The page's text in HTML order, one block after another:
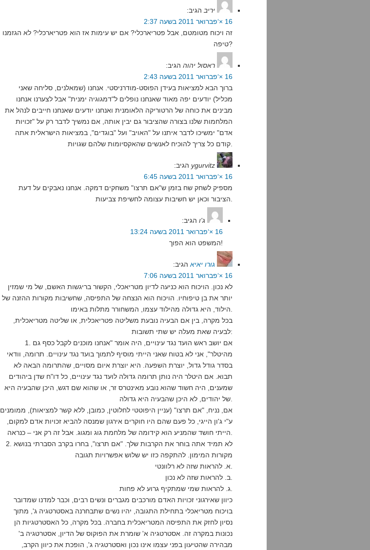
יריב הגיב:
16 ×‘פברואר 2011 בשעה 2:37
זה ויכוח מטומטם, אבל פטריארכלי? אם יש עימות אז הוא פטריארכלי? לא הגזמנו
טיפה?
ראסול יהוה הגיב:
16 ×‘פברואר 2011 בשעה 2:43
ברוך הבא למציאות בעידן הפוסט-מודרניסטי. אנחנו (שמאלנים, סליחה שאני
מכליל) יודעים יפה מאוד שאנחנו נופלים ל"דמגוגיה ימנית" אבל לצערנו אנחנו
מבינים את כוחה של הרטוריקה הלאומנית ואנחנו יודעים שאנחנו חייבים לנהל את
המלחמות שלנו בצורה שהציבור גם יבין אותה, אם נמשיך לדבר רק על "זכויות
אדם" ימשיכו לדבר איתנו על "האויב" ועל "בוגדים", במציאות הישראלית אתה
ygurvitz הגיב:
16 ×‘פברואר 2011 בשעה 6:45
מספיק לשחק שח בזמן ש"אם תרצו" משחקים דמקה. אנחנו נאבקים על דעת
ג'ו הגיב:
16 ×‘פברואר 2011 בשעה 13:24
המשפט הוא הפוך!
גורו יאיא הגיב:
16 ×‘פברואר 2011 בשעה 7:06
לא נכון. הויכוח הוא כניעה לדיון מטריאכלי, הקשור בריגשות האשם, של מי שמזין
יותר את בן טיפוחיו. הויכוח הוא הנצחה של התפיסה, שחשיבות מקורות ההזנה של
בכל מקרה, בין אם הבעיה נובעת משליטה פטריאכלית, או שליטה מטריאכלית,
לבעיה שאת מעלה יש שתי תשובות:
1. אם יושב ראש הועד נגד עינויים, היה אומר "אנחנו מוכנים לקבל כסף גם
מהיטלר", אני לא בטוח שאני הייתי מוסיף לתמוך בועד נגד עינויים. תרומה, וודאי
בסדר גודל גדול, יוצרת השפעה. היא יוצרת איום מסויים, שהתרומה הבאה לא
תבוא. אם היטלר היה נותן תרומה גדולה לועד נגד עינויים, כל דו"ח שדן ביהודים
שמענים, היה חשוד שהוא נובע מאינטרס זר, או שהוא שם דגש, היכן שהבעיה היא
אם, נניח, "אם תרצו" (עניין היפוטטי לחלוטין, כמובן, ללא קשר למציאות), ממומנים
ע"י ג'ון הייגי, כל פעם שהם היו חוקרים אירגון שמנסה להביא זכויות אדם למקום,
2. לא תמיד אתה בוחר את הקרבות שלך. "אם תרצו", בחרו בקרב הסברתי בנושא
מקורות המימון. להתקפה כזו יש שלוש אפשרויות תגובה
כיוון שאירגוני זכויות האדם מורכבים מגברים ונשים רבים, וכבר למדנו שמדובר
בויכוח מטריאכלי בתחילת התגובה, יהיו נשים שתבחרנה באסטרטגיה ג', מתוך
נסיון לחזק את התפיסה המטריאכלית בחברה. בכל מקרה, כל האסטרטגיות הן
נכונות במקרה זה. אסטרטגיה א' שומרת את הפוקוס של הדיון, אסטרטגיה ב'
מבהירה שהטיעון בפני עצמו אינו נכון ואסטרטגיה ג', הופכת את כיוון הקרב,